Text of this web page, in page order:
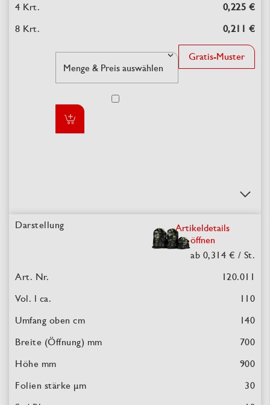
0,225 €
0,211 €
Gratis-Muster
Artikeldetails
öffnen
ab 0,314 € / St.
120.011
110
140
700
900
30